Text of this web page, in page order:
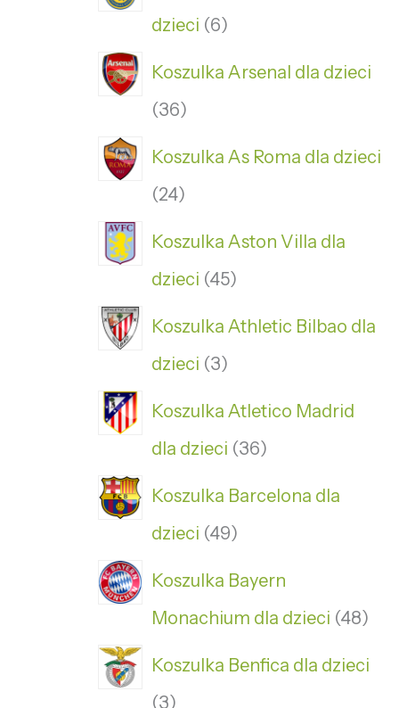
dzieci 6
Koszulka Arsenal dla dzieci
36
Koszulka As Roma dla dzieci
24
Koszulka Aston Villa dla
dzieci 45
Koszulka Athletic Bilbao dla
dzieci 3
Koszulka Atletico Madrid
dla dzieci 36
Koszulka Barcelona dla
dzieci 49
Koszulka Bayern
Monachium dla dzieci 48
Koszulka Benfica dla dzieci
3